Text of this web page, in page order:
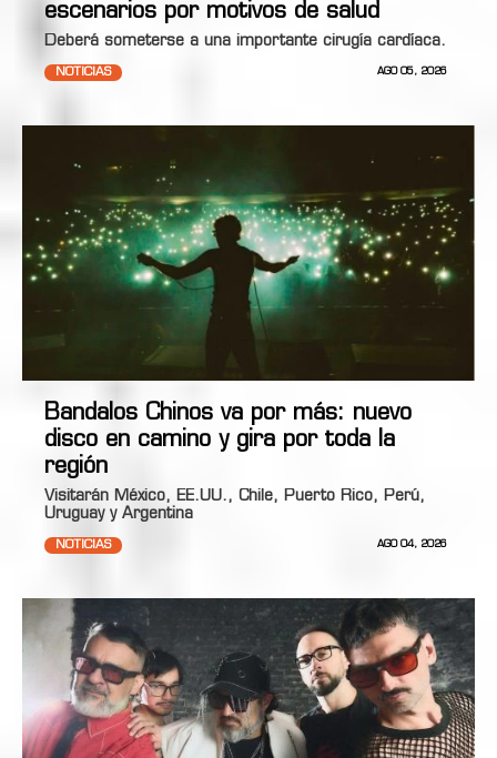
escenarios por motivos de salud
Deberá someterse a una importante cirugía cardíaca.
NOTICIAS AGO 05, 2026
Bandalos Chinos va por más: nuevo
disco en camino y gira por toda la
región
Visitarán México, EE.UU., Chile, Puerto Rico, Perú,
Uruguay y Argentina
NOTICIAS AGO 04, 2026